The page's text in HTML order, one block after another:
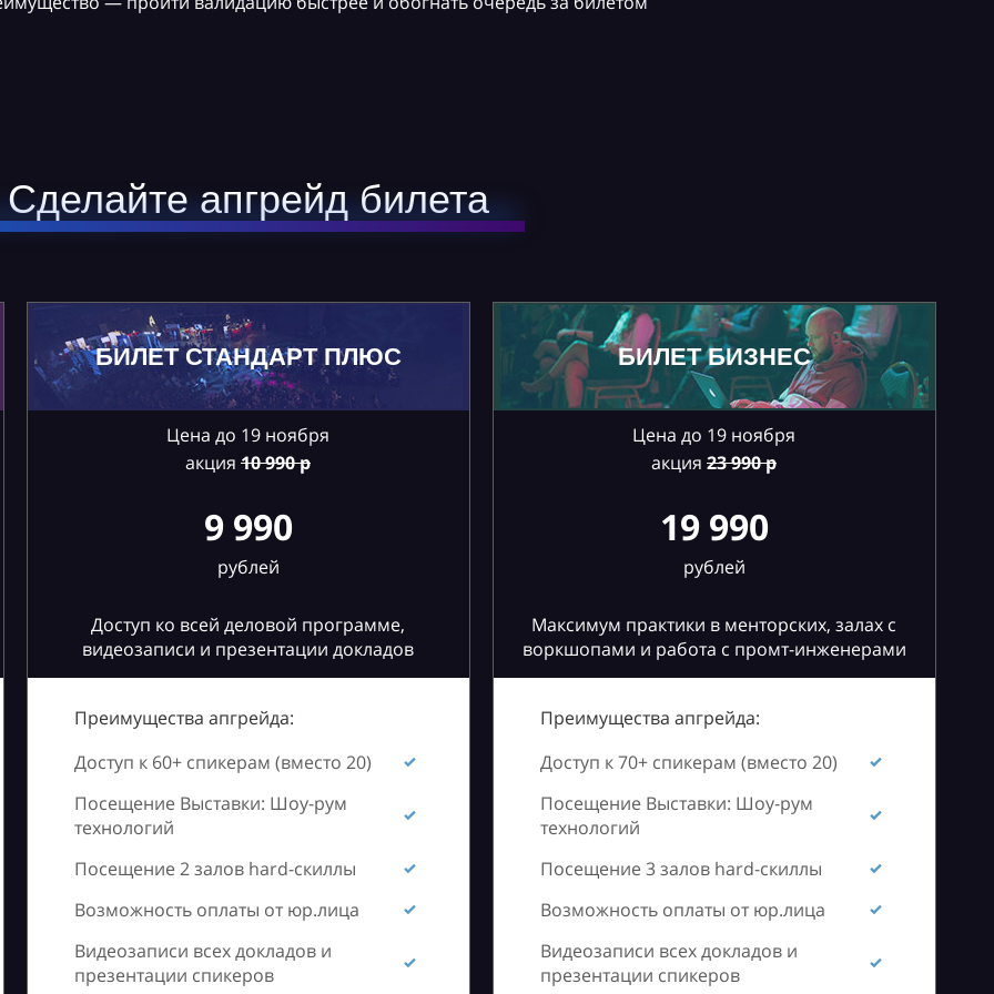
Сделайте апгрейд билета
БИЛЕТ СТАНДАРТ ПЛЮС
Цена до 19 ноября
акция 10990 р
9 990
рублей
Доступ ко всей деловой программе,
видеозаписи и презентации докладов
Преимущества апгрейда:
Доступ к 60+ спикерам (вместо 20)
Посещение Выставки: Шоу-рум
технологий
Посещение 2 залов hard-скиллы
Возможность оплаты от юр.лица
Видеозаписи всех докладов и
презентации спикеров
БИЛЕТ БИЗНЕС
Цена до 19 ноября
акция 23990 р
19 990
рублей
Максимум практики в менторских, залах с
воркшопами и работа с промт-инженерами
Преимущества апгрейда:
Доступ к 70+ спикерам (вместо 20)
Посещение Выставки: Шоу-рум
технологий
Посещение 3 залов hard-скиллы
Возможность оплаты от юр.лица
Видеозаписи всех докладов и
презентации спикеров